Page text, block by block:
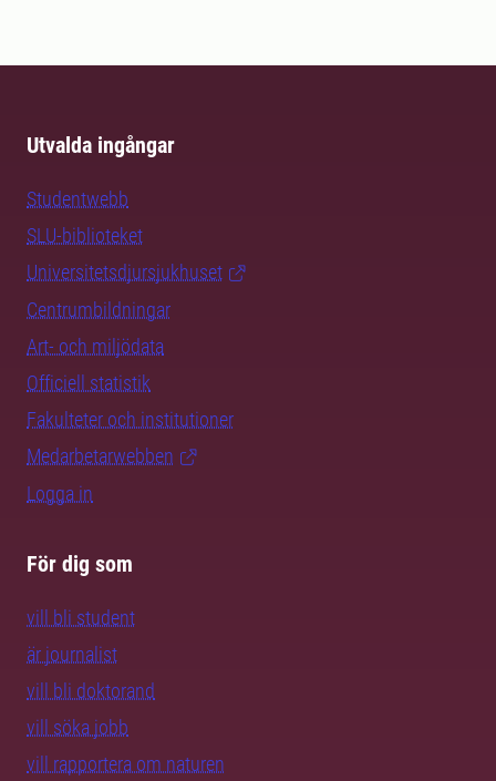
Utvalda ingångar
Studentwebb
SLU-biblioteket
Universitetsdjursjukhuset
Centrumbildningar
Art- och miljödata
Officiell statistik
Fakulteter och institutioner
Medarbetarwebben
Logga in
För dig som
vill bli student
är journalist
vill bli doktorand
vill söka jobb
vill rapportera om naturen